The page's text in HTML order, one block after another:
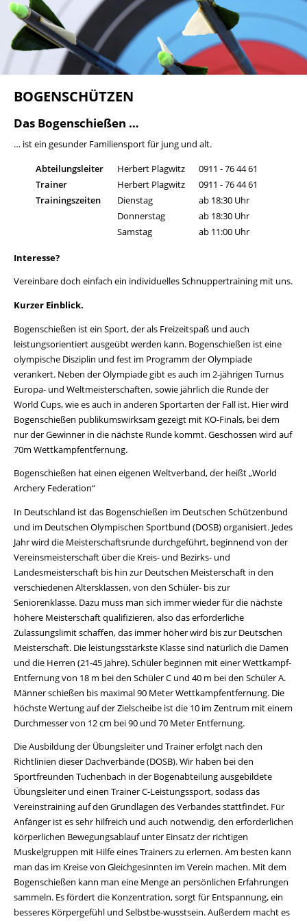
BOGENSCHÜTZEN
Das Bogenschießen …
… ist ein gesunder Familiensport für jung und alt.
Abteilungsleiter Herbert Plagwitz
0911 - 76 44 61
Trainer
Herbert Plagwitz
0911 - 76 44 61
Trainingszeiten
Dienstag
ab 18:30 Uhr
Donnerstag
ab 18:30 Uhr
Samstag
ab 11:00 Uhr
Interesse?
Vereinbare doch einfach ein individuelles Schnuppertraining mit uns.
Kurzer Einblick.
Bogenschießen ist ein Sport, der als Freizeitspaß und auch
leistungsorientiert ausgeübt werden kann. Bogenschießen ist eine
olympische Disziplin und fest im Programm der Olympiade
verankert. Neben der Olympiade gibt es auch im 2-jährigen Turnus
Europa- und Weltmeisterschaften, sowie jährlich die Runde der
World Cups, wie es auch in anderen Sportarten der Fall ist. Hier wird
Bogenschießen publikumswirksam gezeigt mit KO-Finals, bei dem
nur der Gewinner in die nächste Runde kommt. Geschossen wird auf
70m Wettkampfentfernung.
Bogenschießen hat einen eigenen Weltverband, der heißt „World
Archery Federation“
In Deutschland ist das Bogenschießen im Deutschen Schützenbund
und im Deutschen Olympischen Sportbund (DOSB) organisiert. Jedes
Jahr wird die Meisterschaftsrunde durchgeführt, beginnend von der
Vereinsmeisterschaft über die Kreis- und Bezirks- und
Landesmeisterschaft bis hin zur Deutschen Meisterschaft in den
verschiedenen Altersklassen, von den Schüler- bis zur
Seniorenklasse. Dazu muss man sich immer wieder für die nächste
höhere Meisterschaft qualifizieren, also das erforderliche
Zulassungslimit schaffen, das immer höher wird bis zur Deutschen
Meisterschaft. Die leistungsstärkste Klasse sind natürlich die Damen
und die Herren (21-45 Jahre). Schüler beginnen mit einer Wettkampf-
Entfernung von 18 m bei den Schüler C und 40 m bei den Schüler A.
Männer schießen bis maximal 90 Meter Wettkampfentfernung. Die
höchste Wertung auf der Zielscheibe ist die 10 im Zentrum mit einem
Durchmesser von 12 cm bei 90 und 70 Meter Entfernung.
Die Ausbildung der Übungsleiter und Trainer erfolgt nach den
Richtlinien dieser Dachverbände (DOSB). Wir haben bei den
Sportfreunden Tuchenbach in der Bogenabteilung ausgebildete
Übungsleiter und einen Trainer C-Leistungssport, sodass das
Vereinstraining auf den Grundlagen des Verbandes stattfindet. Für
Anfänger ist es sehr hilfreich und auch notwendig, den erforderlichen
körperlichen Bewegungsablauf unter Einsatz der richtigen
Muskelgruppen mit Hilfe eines Trainers zu erlernen. Am besten kann
man das im Kreise von Gleichgesinnten im Verein machen. Mit dem
Bogenschießen kann man eine Menge an persönlichen Erfahrungen
sammeln. Es fördert die Konzentration, sorgt für Entspannung, ein
besseres Körpergefühl und Selbstbe-wusstsein. Außerdem macht es